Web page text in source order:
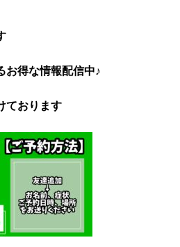
お得な情報配信中♪
ております